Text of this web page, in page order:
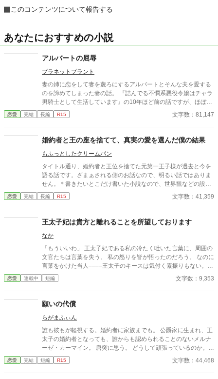
このコンテンツについて報告する
あなたにおすすめの小説
アルバートの屈辱
プラネットプラント
妻の姉に恋をして妻を蔑ろにするアルバートとそんな夫を愛する
のを諦めてしまった妻の話。 『詰んでる不憫系悪役令嬢はチャラ
男騎士として生活しています』の10年ほど前の話ですが、ほぼ無
関係なので単体で読めます。
恋愛 完結 長編 R15 文字数：81,147
婚約者と王の座を捨てて、真実の愛を選んだ僕の結果
もふっとしたクリームパン
タイトル通り、婚約者と王位を捨てた元第一王子様が過去と今を
語る話です。ざまぁされる側のお話なので、明るい話ではありま
せん。＊書きたいとこだけ書いた小説なので、世界観などの設定
はふんわりしてます。＊文章の追加や修正を適時行います。＊カ
クヨム様にも投稿しています。＊本編十四話（幕間四話）＋登場
恋愛 完結 長編 R15 文字数：41,359
王太子妃は貴方と離れることを所望しております
なか
「もういいわ」 王太子妃である私の冷たく吐いた言葉に、周囲の
文官たちは言葉を失う。 私の怒りを皆が悟ったのだろう。 なのに
言葉をかけた当人––––王太子のキースは気付く素振りもない。
「彼女に会いに行って、いいのか？」 「気にせず行ってくださ
い」 告げた言葉に、部屋にいた文官や王城使用人の顔が凍ったの
る。 皆、分かっている。 怒鳴られる方がマシだ、泣かれる方が救
いがある。 『もういい』に込められた意味は、諦めだということ
に。 「……アイシャ、本当にいいのか？」 キースの足は、もう出
口を向いている。 王太子妃ではなく、別の女性に会いにいくため
に…… 「えぇ、どうぞ……好きになさってください」 「……すま
ない。次は埋め合わせをする！」 出て行くキースの背に、そっと
子に届くことはなかった。 王太子妃は覚悟を固める。 半生をかけ
恋愛 連載中 短編 文字数：9,353
願いの代償
らがまふぃん
誰も彼もが軽視する。婚約者に家族までも。 公爵家に生まれ、王
太子の婚約者となっても、誰からも認められることのないメルナ
ーゼ・カーマイン。 唐突に思う。 どうして頑張っているのか。
どうして生きていたいのか。 もう、いいのではないだろうか。 メ
ルナーゼが生を諦めたとき、世界の運命が決まった。 ＊ご都合主
恋愛 完結 短編 R15 文字数：44,468